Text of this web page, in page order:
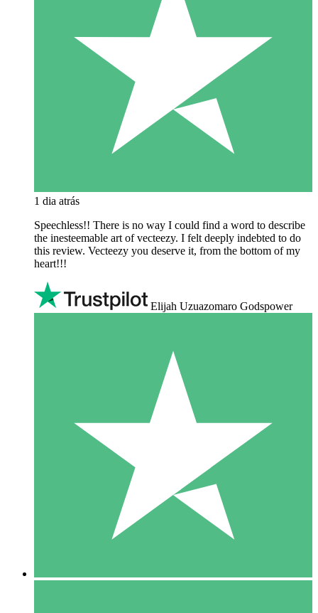
1 dia atrás
Speechless!! There is no way I could find a word to describe
the inesteemable art of vecteezy. I felt deeply indebted to do
this review. Vecteezy you deserve it, from the bottom of my
heart!!!
Elijah Uzuazomaro Godspower